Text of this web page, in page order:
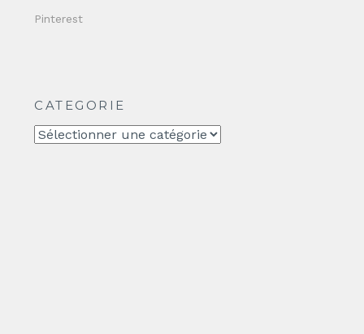
Pinterest
CATEGORIE
CATEGORIE